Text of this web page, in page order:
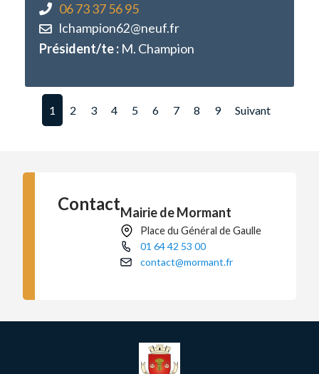
06 73 37 56 95
lchampion62@neuf.fr
Président/te : M. Champion
1 2 3 4 5 6 7 8 9 Suivant
ContactMairie de Mormant
Place du Général de Gaulle
01 64 42 53 00
contact@mormant.fr